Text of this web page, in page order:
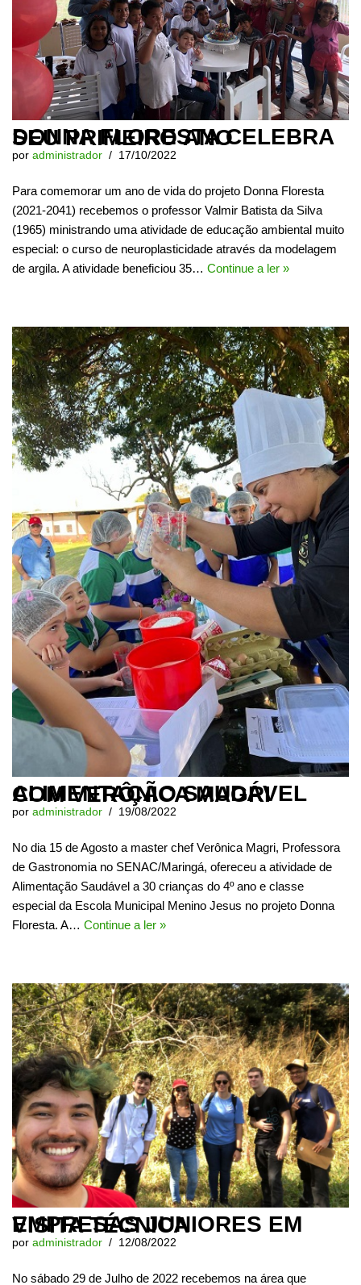
DONNA FLORESTA CELEBRA SEU PRIMEIRO ANO
por administrador 17/10/2022
Para comemorar um ano de vida do projeto Donna Floresta
(2021-2041) recebemos o professor Valmir Batista da Silva
(1965) ministrando uma atividade de educação ambiental muito
especial: o curso de neuroplasticidade através da modelagem
de argila. A atividade beneficiou 35… Continue a ler »
ALIMENTAÇÃO SAUDÁVEL COM VERÔNICA MAGRI
por administrador 19/08/2022
No dia 15 de Agosto a master chef Verônica Magri, Professora
de Gastronomia no SENAC/Maringá, ofereceu a atividade de
Alimentação Saudável a 30 crianças do 4º ano e classe
especial da Escola Municipal Menino Jesus no projeto Donna
Floresta. A… Continue a ler »
EMPRESAS JUNIORES EM VISITA TÉCNICA
por administrador 12/08/2022
No sábado 29 de Julho de 2022 recebemos na área que